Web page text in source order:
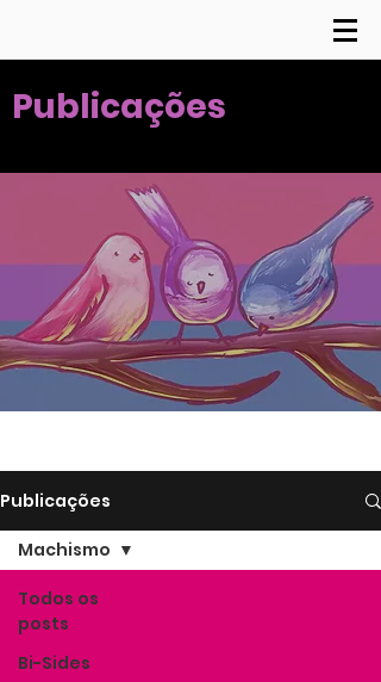
Publicações
Publicações
Todos os
posts
Bi-Sides
Machismo